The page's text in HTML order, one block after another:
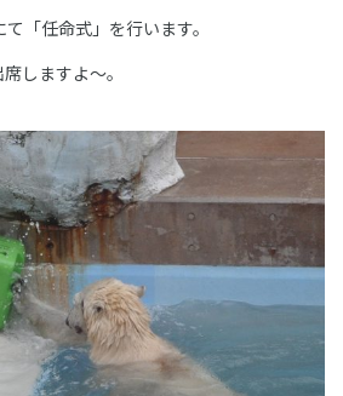
「任命式」を行います。
しますよ～。